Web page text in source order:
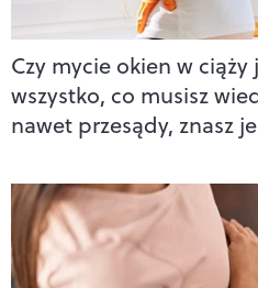
Czy mycie okien w
wszystko, co musisz
nawet przesądy, znasz